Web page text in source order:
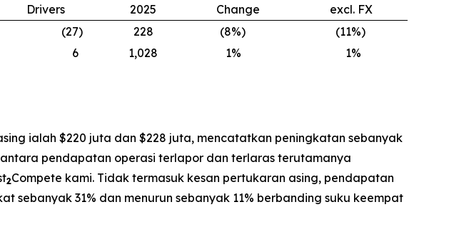
Drivers
2025 Change
excl. FX
(27) 228 (8%) (11%)
6 1,028 1% 1%
ialah $220 juta dan $228 juta, mencatatkan peningkatan sebanyak
pendapatan operasi terlapor dan terlaras terutamanya
2Compete kami. Tidak termasuk kesan pertukaran asing, pendapatan
sebanyak 31% dan menurun sebanyak 11% berbanding suku keempat